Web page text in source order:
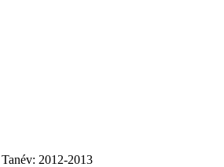
Tanév: 2012-2013